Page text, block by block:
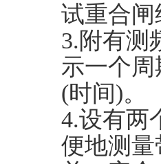
试重合
3.附有测
示一个
(时间)。
4.设有两
便地测